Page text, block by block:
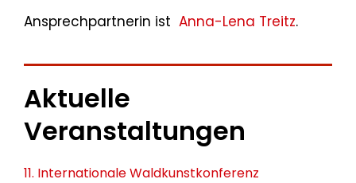
Ansprechpartnerin ist Anna-Lena Treitz.
Aktuelle
Veranstaltungen
11. Internationale Waldkunstkonferenz